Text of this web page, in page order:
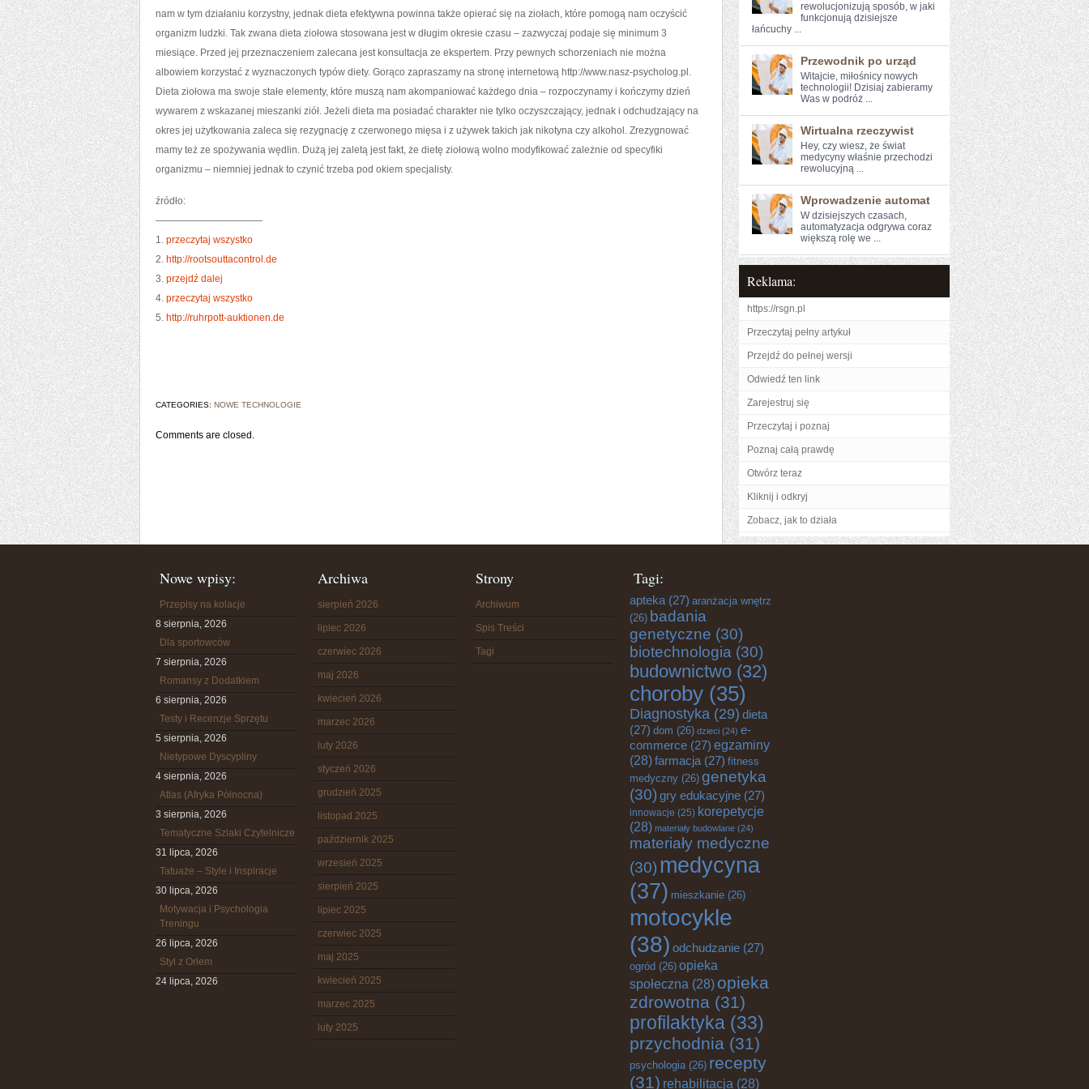
WIELKĄ
WARZYW
nam w tym działaniu korzystny, jednak dieta efektywna powinna także opierać się na ziołach, które pomogą nam oczyścić
organizm ludzki. Tak zwana dieta ziołowa stosowana jest w długim okresie czasu – zazwyczaj podaje się minimum 3
miesiące. Przed jej przeznaczeniem zalecana jest konsultacja ze ekspertem. Przy pewnych schorzeniach nie można
albowiem korzystać z wyznaczonych typów diety. Gorąco zapraszamy na stronę internetową http://www.nasz-psycholog.pl.
Dieta ziołowa ma swoje stałe elementy, które muszą nam akompaniować każdego dnia – rozpoczynamy i kończymy dzień
wywarem z wskazanej mieszanki ziół. Jeżeli dieta ma posiadać charakter nie tylko oczyszczający, jednak i odchudzający na
okres jej użytkowania zaleca się rezygnację z czerwonego mięsa i z używek takich jak nikotyna czy alkohol. Zrezygnować
mamy też ze spożywania wędlin. Dużą jej zaletą jest fakt, że dietę ziołową wolno modyfikować zależnie od specyfiki
organizmu – niemniej jednak to czynić trzeba pod okiem specjalisty.
źródło:
———————————
1. przeczytaj wszystko
2. http://rootsouttacontrol.de
3. przejdź dalej
4. przeczytaj wszystko
5. http://ruhrpott-auktionen.de
CATEGORIES: NOWE TECHNOLOGIE
Comments are closed.
rewolucjonizują sposób, w jaki
funkcjonują dzisiejsze
łańcuchy ...
Przewodnik po urząd
Witajcie, miłośnicy nowych
technologii! Dzisiaj‍ zabieramy
Was w podróż ...
Wirtualna rzeczywist
Hey, czy ‍wiesz, że świat
medycyny właśnie przechodzi
rewolucyjną ...
Wprowadzenie automat
W dzisiejszych czasach,
automatyzacja odgrywa coraz
większą rolę we ...
Reklama:
https://rsgn.pl
Przeczytaj pełny artykuł
Przejdź do pełnej wersji
Odwiedź ten link
Zarejestruj się
Przeczytaj i poznaj
Poznaj całą prawdę
Otwórz teraz
Kliknij i odkryj
Zobacz, jak to działa
Nowe wpisy:
Przepisy na kolacje
8 sierpnia, 2026
Dla sportowców
7 sierpnia, 2026
Romansy z Dodatkiem
6 sierpnia, 2026
Testy i Recenzje Sprzętu
5 sierpnia, 2026
Nietypowe Dyscypliny
4 sierpnia, 2026
Atlas (Afryka Północna)
3 sierpnia, 2026
Tematyczne Szlaki Czytelnicze
31 lipca, 2026
Tatuaże – Style i Inspiracje
30 lipca, 2026
Motywacja i Psychologia
Treningu
26 lipca, 2026
Styl z Orłem
24 lipca, 2026
Archiwa
sierpień 2026
lipiec 2026
czerwiec 2026
maj 2026
kwiecień 2026
marzec 2026
luty 2026
styczeń 2026
grudzień 2025
listopad 2025
październik 2025
wrzesień 2025
sierpień 2025
lipiec 2025
czerwiec 2025
maj 2025
kwiecień 2025
marzec 2025
luty 2025
Strony
Archiwum
Spis Treści
Tagi
Tagi:
apteka (27) aranżacja wnętrz
(26) badania
genetyczne (30)
biotechnologia (30)
budownictwo (32)
choroby (35)
Diagnostyka (29) dieta
(27) dom (26) dzieci (24) e-
commerce (27) egzaminy
(28)farmacja (27) fitness
medyczny (26) genetyka
(30) gry edukacyjne (27)
innowacje (25) korepetycje
(28) materiały budowlane (24)
materiały medyczne
(30) medycyna
(37) mieszkanie (26)
motocykle
(38) odchudzanie (27)
ogród (26) opieka
społeczna (28) opieka
zdrowotna (31)
profilaktyka (33)
przychodnia (31)
psychologia(26) recepty
(31) rehabilitacja (28)